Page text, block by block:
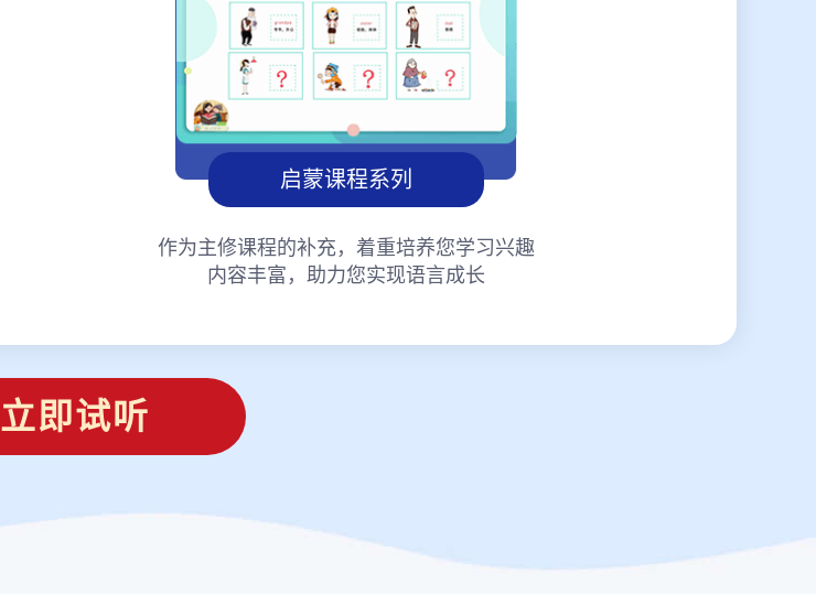
启蒙课程系列
作为主修课程的补充，着重培养您学习兴趣
内容丰富，助力您实现语言成长
立即试听